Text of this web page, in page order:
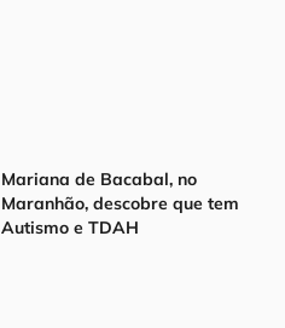
Mariana de Bacabal, no
Maranhão, descobre que tem
Autismo e TDAH